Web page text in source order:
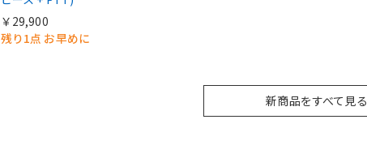
￥29,900
残り1点 お早めに
新商品をすべて見る